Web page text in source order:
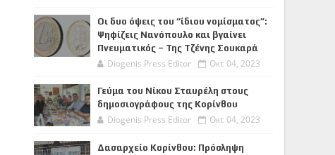
Οι δυο όψεις του “ίδιου νομίσματος”:
Ψηφίζεις Νανόπουλο και βγαίνει
Πνευματικός – Της Τζένης Σουκαρά
Diogenis Press Editor Οκτ 04, 2023
Γεύμα του Νίκου Σταυρέλη στους
δημοσιογράφους της Κορίνθου
Diogenis Press Editor Οκτ 04, 2023
Δασαρχείο Κορίνθου: Πρόσληψη